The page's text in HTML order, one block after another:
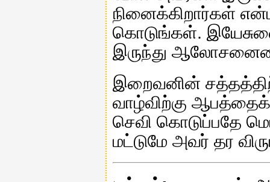
நினைக்கிறார்கள்
கொடுங்கள்.
இருந்து
இறைவனின்
வாழ்விற்கு
செவி கொடுப்பதே
மட்டுமே அவர் தர